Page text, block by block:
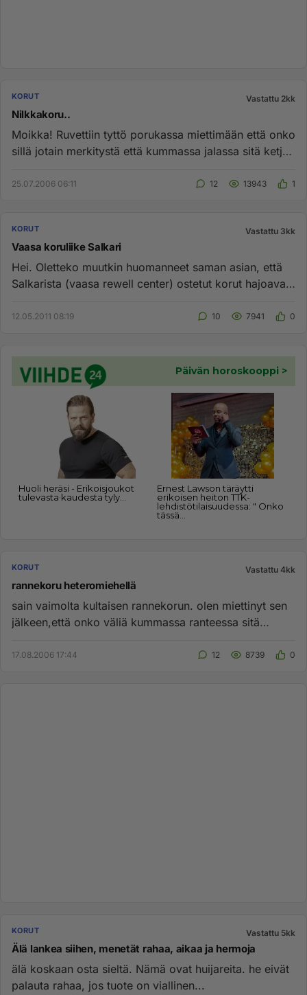
KORUT Vastattu 2kk
Nilkkakoru..
Moikka! Ruvettiin tyttö porukassa miettimään että onko
sillä jotain merkitystä että kummassa jalassa sitä ketjua
25.07.2006 06:11 12 13943 1
KORUT Vastattu 3kk
Vaasa koruliike Salkari
Hei. Oletteko muutkin huomanneet saman asian, että
Salkarista (vaasa rewell center) ostetut korut hajoavat
12.05.2011 08:19 10 7941 0
KORUT Vastattu 4kk
rannekoru heteromiehellä
sain vaimolta kultaisen rannekorun. olen miettinyt sen
jälkeen,että onko väliä kummassa ranteessa sitä
17.08.2006 17:44 12 8739 0
KORUT Vastattu 5kk
Älä lankea siihen, menetät rahaa, aikaa ja hermoja
älä koskaan osta sieltä. Nämä ovat huijareita. he eivät
palauta rahaa, jos tuote on viallinen...